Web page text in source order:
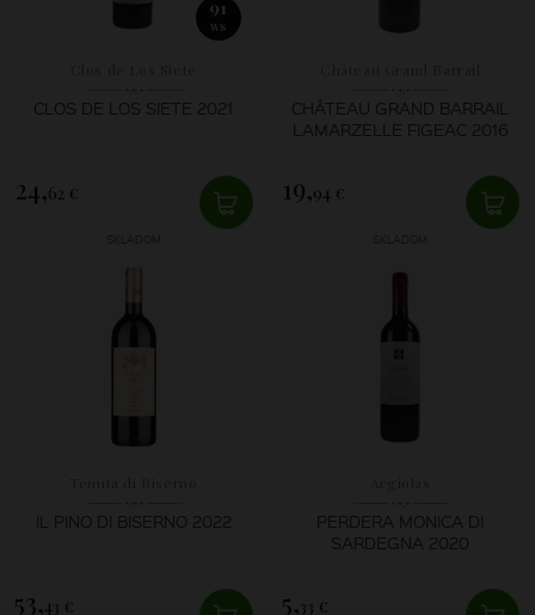
91
WS
CLOS DE LOS SIETE 2021
24,62 €
SKLADOM
CHÂTEAU GRAND BARRAIL
LAMARZELLE FIGEAC 2016
19,94 €
SKLADOM
IL PINO DI BISERNO 2022
53,43 €
PERDERA MONICA DI
SARDEGNA 2020
5, 33 €